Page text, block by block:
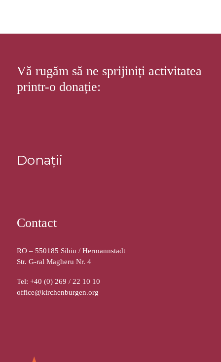
Vă rugăm să ne sprijiniți activitatea
printr-o donație:
Donații
Contact
RO – 550185 Sibiu / Hermannstadt
Str. G-ral Magheru Nr. 4
Tel: +40 (0) 269 / 22 10 10
office@kirchenburgen.org